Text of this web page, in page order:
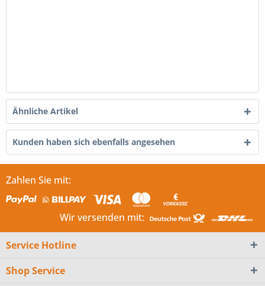
Ähnliche Artikel
Kunden haben sich ebenfalls angesehen
Zahlen Sie mit:
Wir versenden mit:
Service Hotline
Shop Service